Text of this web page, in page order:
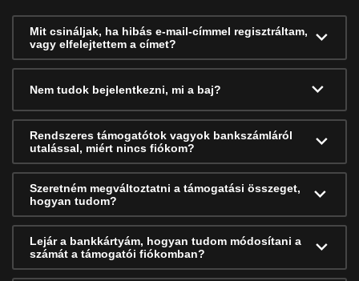
Mit csináljak, ha hibás e-mail-címmel regisztráltam,
vagy elfelejtettem a címet?
Nem tudok bejelentkezni, mi a baj?
Rendszeres támogatótok vagyok bankszámláról
utalással, miért nincs fiókom?
Szeretném megváltoztatni a támogatási összeget,
hogyan tudom?
Lejár a bankkártyám, hogyan tudom módosítani a
számát a támogatói fiókomban?